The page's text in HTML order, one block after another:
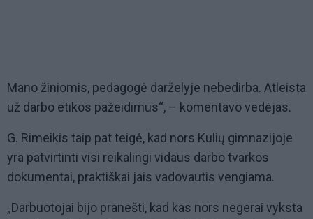
Mano žiniomis, pedagogė darželyje nebedirba. Atleista
už darbo etikos pažeidimus“, – komentavo vedėjas.
G. Rimeikis taip pat teigė, kad nors Kulių gimnazijoje
yra patvirtinti visi reikalingi vidaus darbo tvarkos
dokumentai, praktiškai jais vadovautis vengiama.
„Darbuotojai bijo pranešti, kad kas nors negerai vyksta